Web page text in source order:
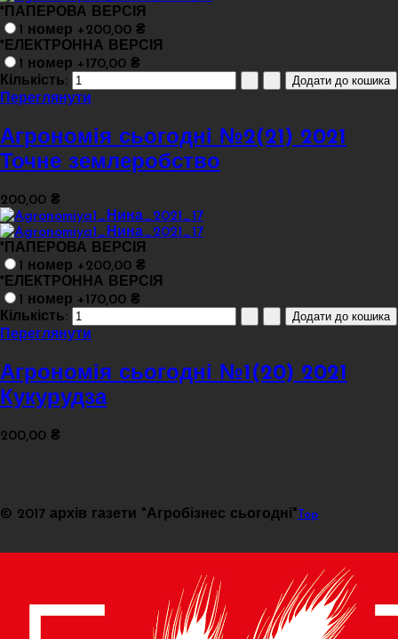
* ПАПЕРОВА ВЕРСІЯ
1 номер +200,00 ₴
* ЕЛЕКТРОННА ВЕРСІЯ
1 номер +170,00 ₴
Кількість:
Переглянути
Агрономія сьогодні №2(21) 2021
Точне землеробство
200,00 ₴
* ПАПЕРОВА ВЕРСІЯ
1 номер +200,00 ₴
* ЕЛЕКТРОННА ВЕРСІЯ
1 номер +170,00 ₴
Кількість:
Переглянути
Агрономія сьогодні №1(20) 2021
Кукурудза
200,00 ₴
© 2017 архів газети "Агробізнес сьогодні"Top